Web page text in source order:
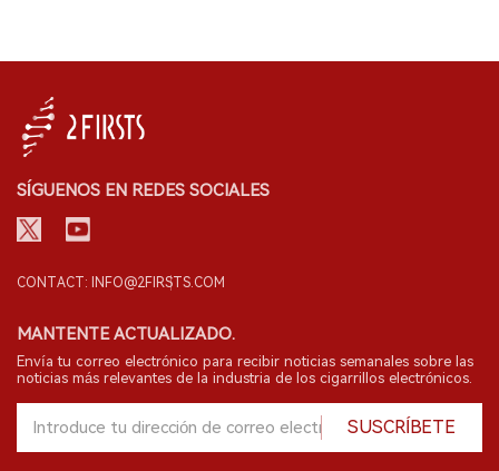
SÍGUENOS EN REDES SOCIALES
CONTACT: INFO@2FIRSTS.COM
MANTENTE ACTUALIZADO.
Envía tu correo electrónico para recibir noticias semanales sobre las
noticias más relevantes de la industria de los cigarrillos electrónicos.
SUSCRÍBETE